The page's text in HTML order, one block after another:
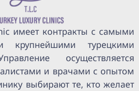
имеет контракты с самыми
крупнейшими турецкими
осуществляется
и врачами с опытом
выбирают те, кто желает